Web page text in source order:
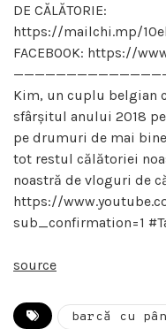
DE CĂLĂTORIE:
https://mailchi.mp/
FACEBOOK: https://
Kim, un cuplu belgian
sfârșitul anului 2018
pe drumuri de mai
tot restul călătoriei
noastră de vloguri de
https://
sub_confirmation=1
source
barcă cu